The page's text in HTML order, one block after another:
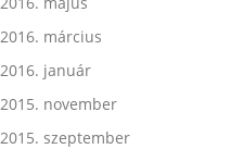
2016. március
2016. január
2015. november
2015. szeptember